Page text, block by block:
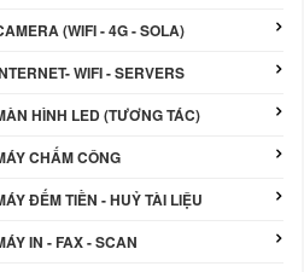
(WIFI - 4G - SOLA)
WIFI - SERVERS
HÌNH LED (TƯƠNG TÁC)
CHẤM CÔNG
ĐẾM TIỀN - HUỶ TÀI LIỆU
IN - FAX - SCAN